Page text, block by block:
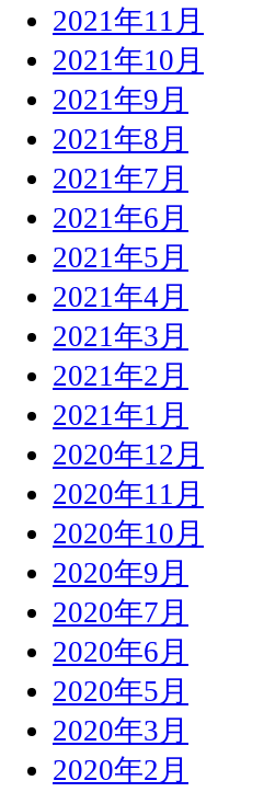
2021年11月
2021年10月
2021年9月
2021年8月
2021年7月
2021年6月
2021年5月
2021年4月
2021年3月
2021年2月
2021年1月
2020年12月
2020年11月
2020年10月
2020年9月
2020年7月
2020年6月
2020年5月
2020年3月
2020年2月